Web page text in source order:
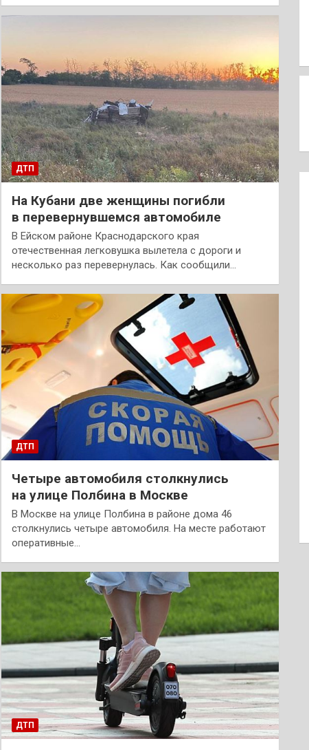
ДТП
На Кубани две женщины погибли
в перевернувшемся автомобиле
В Ейском районе Краснодарского края
отечественная легковушка вылетела с дороги и
несколько раз перевернулась. Как сообщили…
ДТП
Четыре автомобиля столкнулись
на улице Полбина в Москве
В Москве на улице Полбина в районе дома 46
столкнулись четыре автомобиля. На месте работают
оперативные…
ДТП